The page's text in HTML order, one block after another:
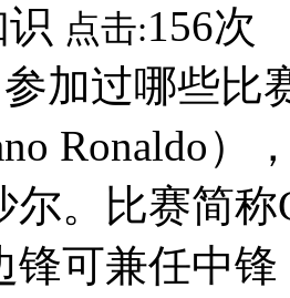
点击:156次
加过哪些比
Ronaldo）
尔。比赛简
锋可兼任中